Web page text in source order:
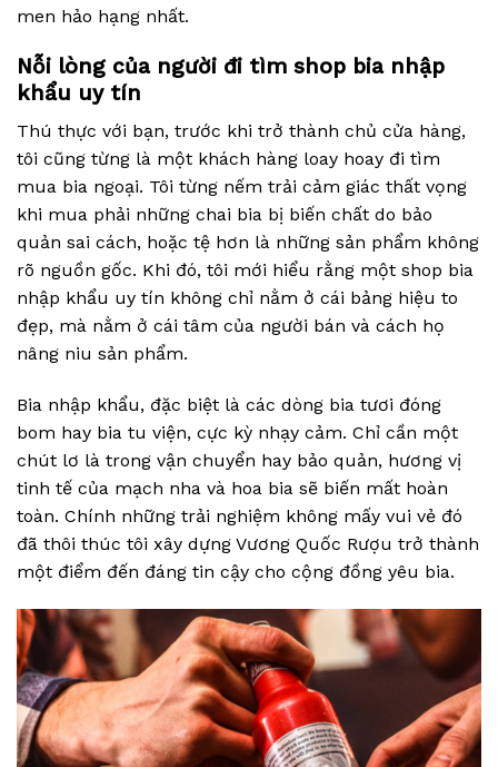
men hảo hạng nhất.
Nỗi lòng của người đi tìm shop bia nhập
khẩu uy tín
Thú thực với bạn, trước khi trở thành chủ cửa hàng,
tôi cũng từng là một khách hàng loay hoay đi tìm
mua bia ngoại. Tôi từng nếm trải cảm giác thất vọng
khi mua phải những chai bia bị biến chất do bảo
quản sai cách, hoặc tệ hơn là những sản phẩm không
rõ nguồn gốc. Khi đó, tôi mới hiểu rằng một shop bia
nhập khẩu uy tín không chỉ nằm ở cái bảng hiệu to
đẹp, mà nằm ở cái tâm của người bán và cách họ
nâng niu sản phẩm.
Bia nhập khẩu, đặc biệt là các dòng bia tươi đóng
bom hay bia tu viện, cực kỳ nhạy cảm. Chỉ cần một
chút lơ là trong vận chuyển hay bảo quản, hương vị
tinh tế của mạch nha và hoa bia sẽ biến mất hoàn
toàn. Chính những trải nghiệm không mấy vui vẻ đó
đã thôi thúc tôi xây dựng Vương Quốc Rượu trở thành
một điểm đến đáng tin cậy cho cộng đồng yêu bia.